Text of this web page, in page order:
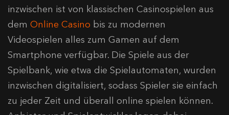
inzwischen ist von klassischen Casinospielen aus
dem Online Casino bis zu modernen
Videospielen alles zum Gamen auf dem
Smartphone verfügbar. Die Spiele aus der
Spielbank, wie etwa die Spielautomaten, wurden
inzwischen digitalisiert, sodass Spieler sie einfach
zu jeder Zeit und überall online spielen können.